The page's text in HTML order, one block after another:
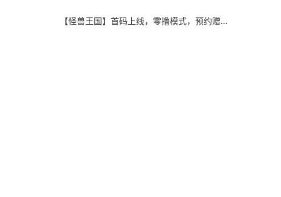
【怪兽王国】首码上线，零撸模式，预约赠送5级英雄和红包，名额只有2000，同时招募团队长，拉群有福利！